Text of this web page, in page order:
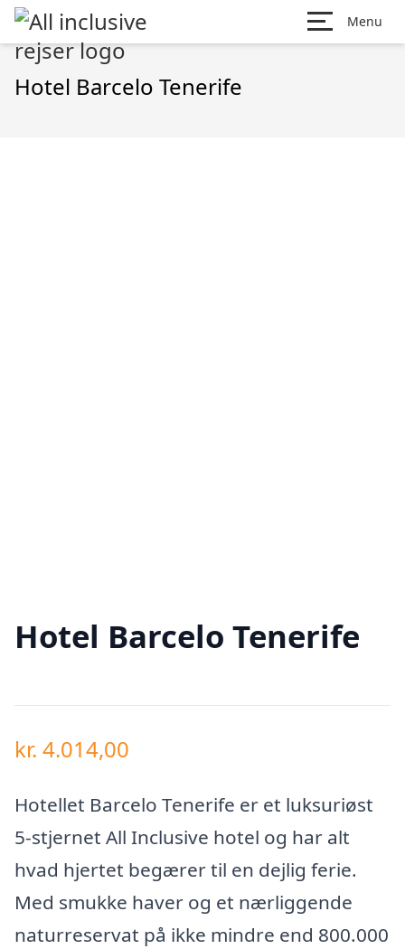
Menu
Hotel Barcelo Tenerife
Hotel Barcelo Tenerife
kr. 4.014,00
Hotellet Barcelo Tenerife er et luksuriøst
5-stjernet All Inclusive hotel og har alt
hvad hjertet begærer til en dejlig ferie.
Med smukke haver og et nærliggende
naturreservat på ikke mindre end 800.000